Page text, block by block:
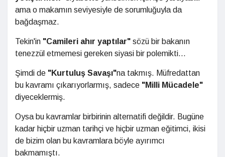
ama o makamın seviyesiyle de sorumluğuyla da
bağdaşmaz.
Tekin'in "Camileri ahır yaptılar" sözü bir bakanın
tenezzül etmemesi gereken siyasi bir polemikti...
Şimdi de "Kurtuluş Savaşı"na takmış. Müfredattan
bu kavramı çıkarıyorlarmış, sadece "Milli Mücadele"
diyeceklermiş.
Oysa bu kavramlar birbirinin alternatifi değildir. Bugüne
kadar hiçbir uzman tarihçi ve hiçbir uzman eğitimci, ikisi
de bizim olan bu kavramlara böyle ayırımcı
bakmamıştı.